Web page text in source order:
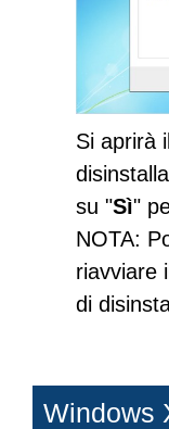
Si aprirà
su "Sì"
NOTA:
riavviare
di
Windows